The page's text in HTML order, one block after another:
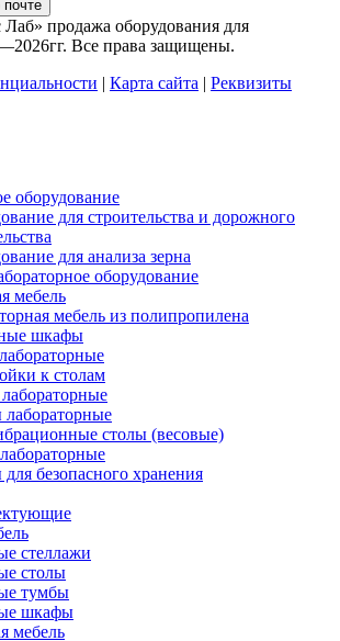
почте
продажа оборудования для
Все права защищены.
| Карта сайта | Реквизиты
оборудование
для строительства и дорожного
для анализа зерна
оборудование
мебель
мебель из полипропилена
шкафы
к столам
столы (весовые)
безопасного хранения
стеллажи
столы
тумбы
шкафы
мебель